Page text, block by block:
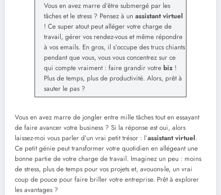
Vous en avez marre d’être submergé par les
tâches et le stress ? Pensez à un assistant virtuel
! Ce super atout peut alléger votre charge de
travail, gérer vos rendez-vous et même répondre
à vos emails. En gros, il s’occupe des trucs chiants
pendant que vous, vous vous concentrez sur ce
qui compte vraiment : faire grandir votre biz !
Plus de temps, plus de productivité. Alors, prêt à
sauter le pas ?
Vous en avez marre de jongler entre mille tâches tout en essayant
de faire avancer votre business ? Si la réponse est oui, alors
laissez-moi vous parler d’un vrai petit trésor : l’assistant virtuel.
Ce petit génie peut transformer votre quotidien en allégeant une
bonne partie de votre charge de travail. Imaginez un peu : moins
de stress, plus de temps pour vos projets et, avouons-le, un vrai
coup de pouce pour faire briller votre entreprise. Prêt à explorer
les avantages ?